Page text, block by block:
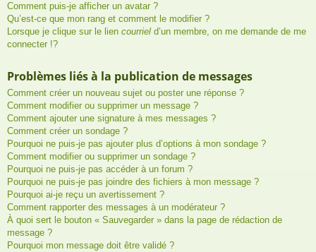
Comment puis-je afficher un avatar ?
Qu’est-ce que mon rang et comment le modifier ?
Lorsque je clique sur le lien courriel d’un membre, on me demande de me
connecter !?
Problèmes liés à la publication de messages
Comment créer un nouveau sujet ou poster une réponse ?
Comment modifier ou supprimer un message ?
Comment ajouter une signature à mes messages ?
Comment créer un sondage ?
Pourquoi ne puis-je pas ajouter plus d’options à mon sondage ?
Comment modifier ou supprimer un sondage ?
Pourquoi ne puis-je pas accéder à un forum ?
Pourquoi ne puis-je pas joindre des fichiers à mon message ?
Pourquoi ai-je reçu un avertissement ?
Comment rapporter des messages à un modérateur ?
À quoi sert le bouton « Sauvegarder » dans la page de rédaction de
message ?
Pourquoi mon message doit être validé ?